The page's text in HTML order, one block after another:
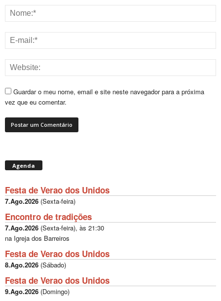
Guardar o meu nome, email e site neste navegador para a próxima
vez que eu comentar.
Agenda
Festa de Verao dos Unidos
7.Ago.2026 (Sexta-feira)
Encontro de tradições
7.Ago.2026 (Sexta-feira), às 21:30
na Igreja dos Barreiros
Festa de Verao dos Unidos
8.Ago.2026 (Sábado)
Festa de Verao dos Unidos
9.Ago.2026 (Domingo)